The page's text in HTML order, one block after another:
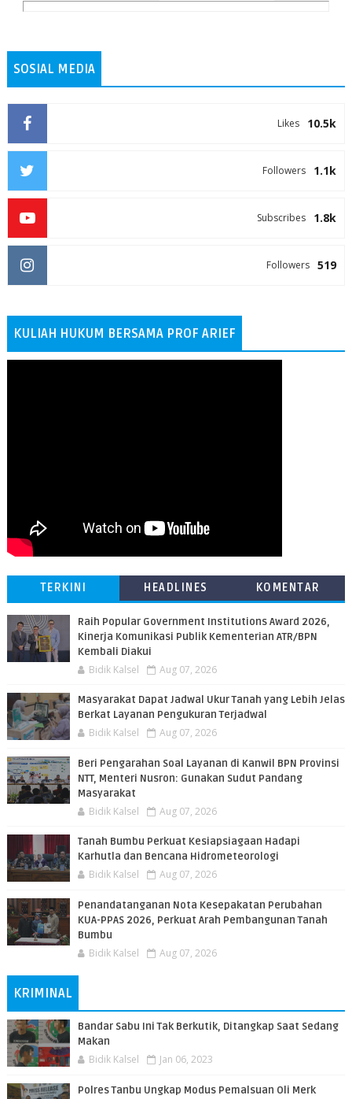
SOSIAL MEDIA
10.5k
Likes
1.1k
Followers
1.8k
Subscribes
519
Followers
KULIAH HUKUM BERSAMA PROF ARIEF
TERKINI HEADLINES KOMENTAR
Raih Popular Government Institutions Award 2026,
Kinerja Komunikasi Publik Kementerian ATR/BPN
Kembali Diakui
Bidik Kalsel Aug 07, 2026
Masyarakat Dapat Jadwal Ukur Tanah yang Lebih Jelas
Berkat Layanan Pengukuran Terjadwal
Bidik Kalsel Aug 07, 2026
Beri Pengarahan Soal Layanan di Kanwil BPN Provinsi
NTT, Menteri Nusron: Gunakan Sudut Pandang
Masyarakat
Bidik Kalsel Aug 07, 2026
Tanah Bumbu Perkuat Kesiapsiagaan Hadapi
Karhutla dan Bencana Hidrometeorologi
Bidik Kalsel Aug 07, 2026
Penandatanganan Nota Kesepakatan Perubahan
KUA-PPAS 2026, Perkuat Arah Pembangunan Tanah
Bumbu
Bidik Kalsel Aug 07, 2026
KRIMINAL
Bandar Sabu Ini Tak Berkutik, Ditangkap Saat Sedang
Makan
Bidik Kalsel Jan 06, 2023
Polres Tanbu Ungkap Modus Pemalsuan Oli Merk